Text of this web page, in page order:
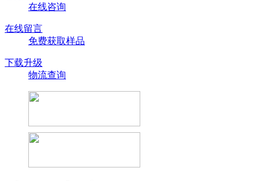
在线咨询
在线留言
免费获取样品
下载升级
物流查询